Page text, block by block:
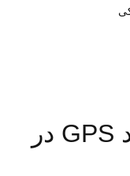
میزان دقت و عملکرد GPS در